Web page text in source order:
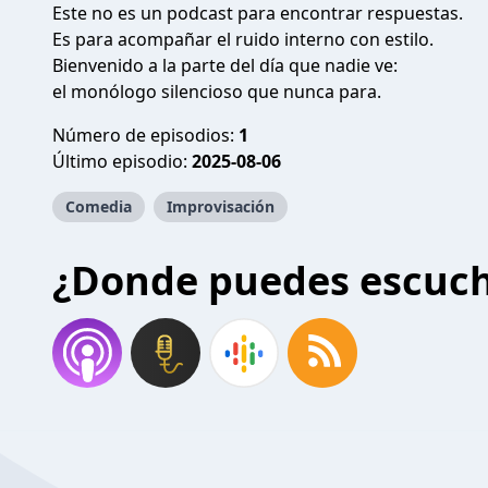
Este no es un podcast para encontrar respuestas.
Es para acompañar el ruido interno con estilo.
Bienvenido a la parte del día que nadie ve:
el monólogo silencioso que nunca para.
Número de episodios: 1
Último episodio: 2025-08-06
Comedia Improvisación
¿Donde puedes